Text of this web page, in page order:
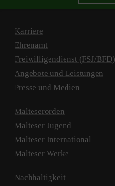
Karriere
Ehrenamt
Freiwilligendienst (FSJ/BFD)
Angebote und Leistungen
Presse und Medien
Malteserorden
Malteser Jugend
Malteser International
Malteser Werke
Nachhaltigkeit